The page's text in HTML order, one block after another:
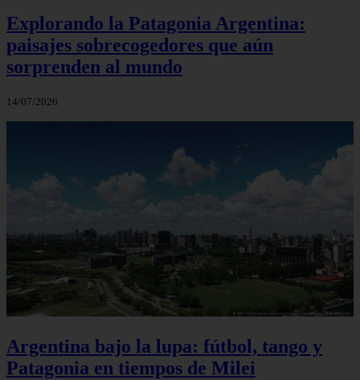
Explorando la Patagonia Argentina:
paisajes sobrecogedores que aún
sorprenden al mundo
14/07/2026
Argentina bajo la lupa: fútbol, tango y
Patagonia en tiempos de Milei